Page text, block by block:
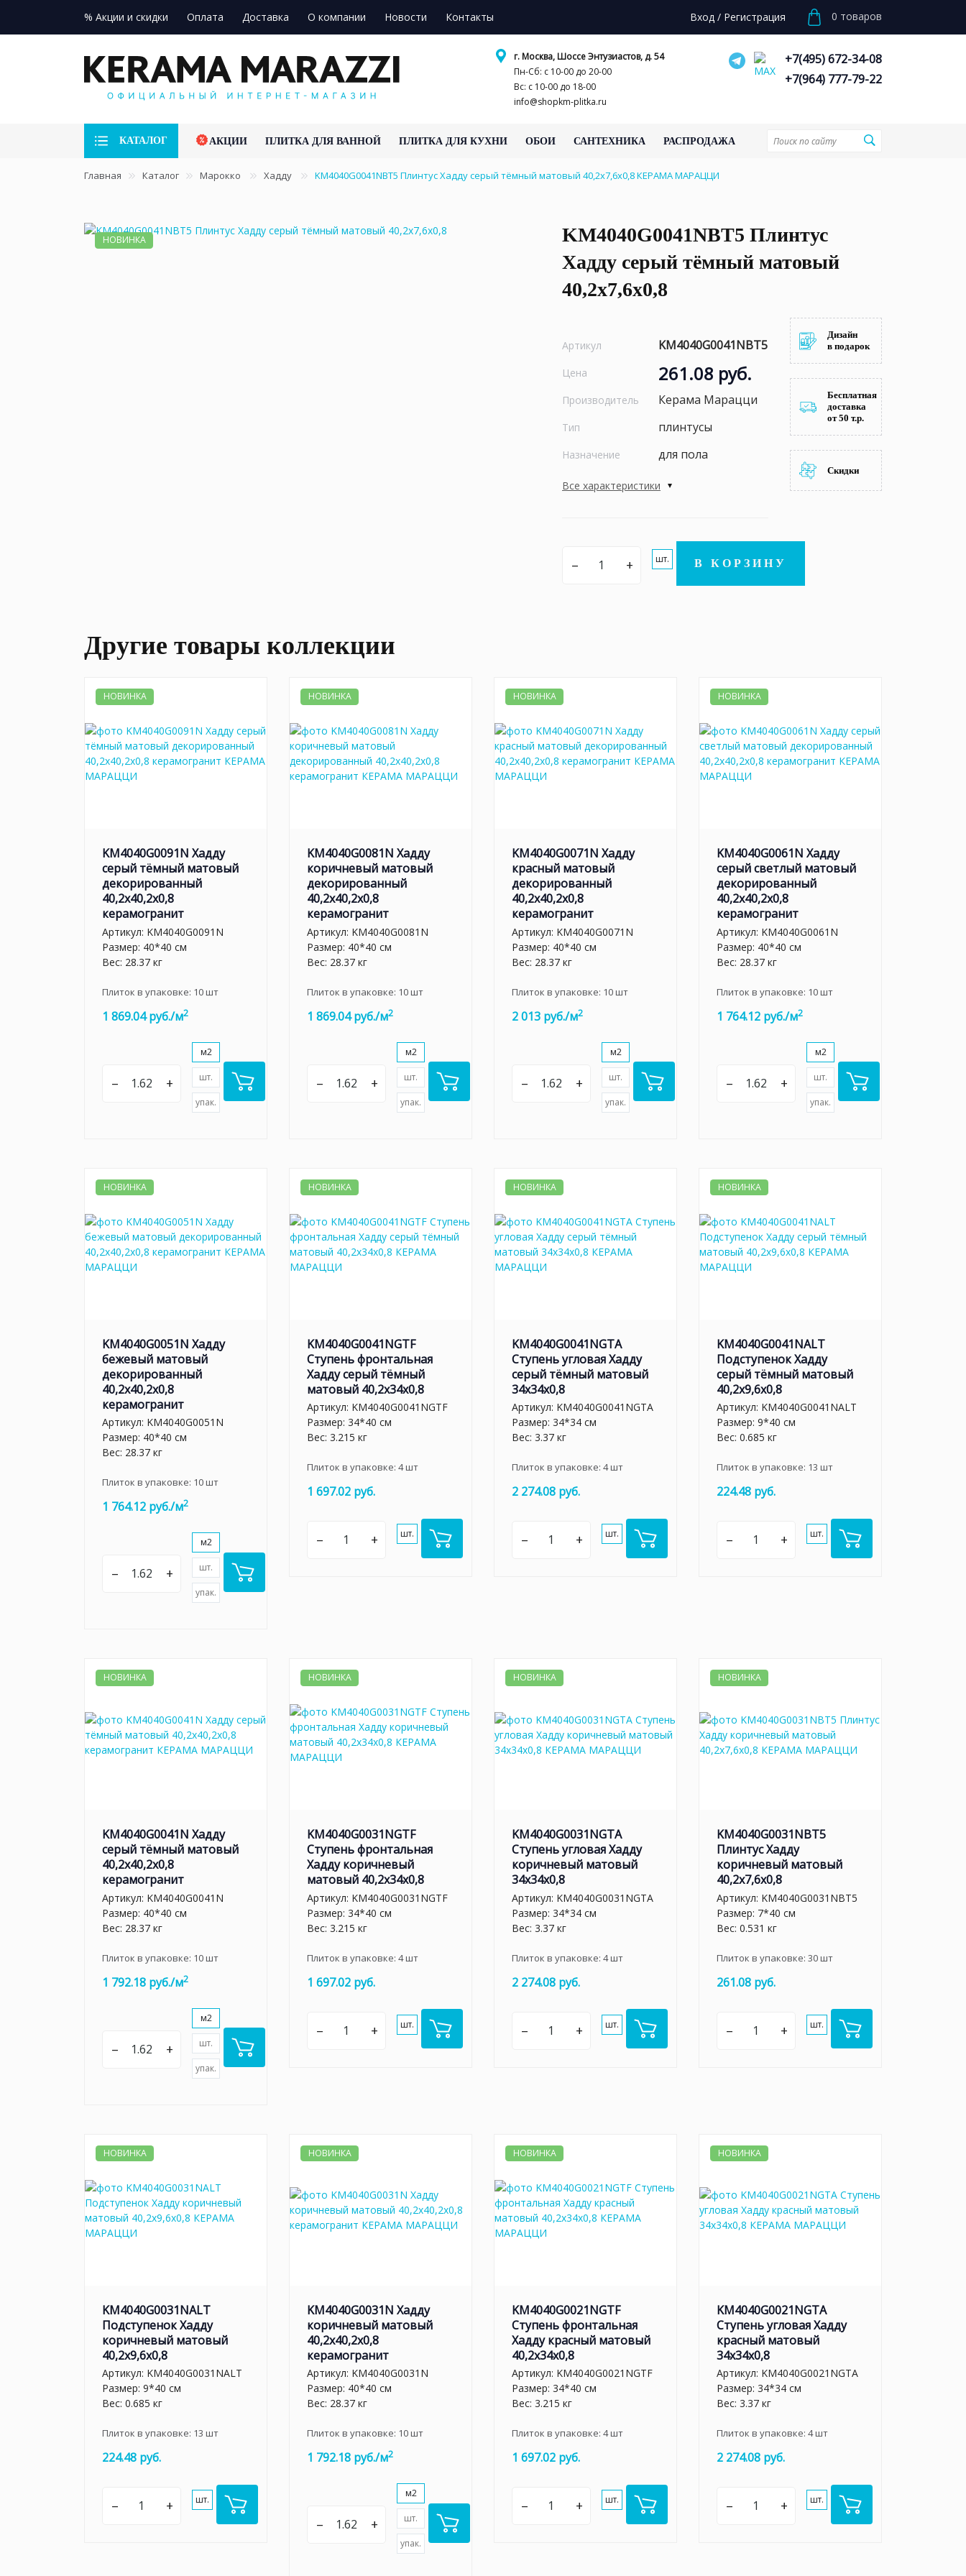
% Акции и скидки Оплата Доставка О компании Новости Контакты Вход / Регистрация 0 товаров
г. Москва, Шоссе Энтузиастов, д. 54
Пн-Сб: с 10-00 до 20-00
Вс: с 10-00 до 18-00
info@shopkm-plitka.ru
+7(495) 672-34-08
+7(964) 777-79-22
КАТАЛОГ АКЦИИ ПЛИТКА ДЛЯ ВАННОЙ ПЛИТКА ДЛЯ КУХНИ ОБОИ САНТЕХНИКА РАСПРОДАЖА
Главная Каталог Марокко Хадду KM4040G0041NBT5 Плинтус Хадду серый тёмный матовый 40,2x7,6x0,8 КЕРАМА МАРАЦЦИ
НОВИНКА
KM4040G0041NBT5 Плинтус
Хадду серый тёмный матовый
40,2x7,6x0,8
Артикул KM4040G0041NBT5
Цена 261.08 руб.
Производитель Керама Марацци
Тип плинтусы
Назначение для пола
Все характеристики
– + шт. В КОРЗИНУ
Дизайн
в подарок
Бесплатная
доставка
от 50 т.р.
Скидки
Другие товары коллекции
НОВИНКА
KM4040G0091N Хадду
серый тёмный матовый
декорированный
40,2x40,2x0,8
керамогранит
Артикул: KM4040G0091N
Размер: 40*40 см
Вес: 28.37 кг
Плиток в упаковке: 10шт
1 869.04 руб./м2
– +
м2
шт.
упак.
НОВИНКА
KM4040G0081N Хадду
коричневый матовый
декорированный
40,2x40,2x0,8
керамогранит
Артикул: KM4040G0081N
Размер: 40*40 см
Вес: 28.37 кг
Плиток в упаковке: 10шт
1 869.04 руб./м2
– +
м2
шт.
упак.
НОВИНКА
KM4040G0071N Хадду
красный матовый
декорированный
40,2x40,2x0,8
керамогранит
Артикул: KM4040G0071N
Размер: 40*40 см
Вес: 28.37 кг
Плиток в упаковке: 10шт
2 013 руб./м2
– +
м2
шт.
упак.
НОВИНКА
KM4040G0061N Хадду
серый светлый матовый
декорированный
40,2x40,2x0,8
керамогранит
Артикул: KM4040G0061N
Размер: 40*40 см
Вес: 28.37 кг
Плиток в упаковке: 10шт
1 764.12 руб./м2
– +
м2
шт.
упак.
НОВИНКА
KM4040G0051N Хадду
бежевый матовый
декорированный
40,2x40,2x0,8
керамогранит
Артикул: KM4040G0051N
Размер: 40*40 см
Вес: 28.37 кг
Плиток в упаковке: 10шт
1 764.12 руб./м2
– +
м2
шт.
упак.
НОВИНКА
KM4040G0041NGTF
Ступень фронтальная
Хадду серый тёмный
матовый 40,2x34x0,8
Артикул: KM4040G0041NGTF
Размер: 34*40 см
Вес: 3.215 кг
Плиток в упаковке: 4шт
1 697.02 руб.
– + шт.
НОВИНКА
KM4040G0041NGTA
Ступень угловая Хадду
серый тёмный матовый
34x34x0,8
Артикул: KM4040G0041NGTA
Размер: 34*34 см
Вес: 3.37 кг
Плиток в упаковке: 4шт
2 274.08 руб.
– + шт.
НОВИНКА
KM4040G0041NALT
Подступенок Хадду
серый тёмный матовый
40,2x9,6x0,8
Артикул: KM4040G0041NALT
Размер: 9*40 см
Вес: 0.685 кг
Плиток в упаковке: 13 шт
224.48 руб.
– + шт.
НОВИНКА
KM4040G0041N Хадду
серый тёмный матовый
40,2x40,2x0,8
керамогранит
Артикул: KM4040G0041N
Размер: 40*40 см
Вес: 28.37 кг
Плиток в упаковке: 10шт
1 792.18 руб./м2
– +
м2
шт.
упак.
НОВИНКА
KM4040G0031NGTF
Ступень фронтальная
Хадду коричневый
матовый 40,2x34x0,8
Артикул: KM4040G0031NGTF
Размер: 34*40 см
Вес: 3.215 кг
Плиток в упаковке: 4шт
1 697.02 руб.
– + шт.
НОВИНКА
KM4040G0031NGTA
Ступень угловая Хадду
коричневый матовый
34x34x0,8
Артикул: KM4040G0031NGTA
Размер: 34*34 см
Вес: 3.37 кг
Плиток в упаковке: 4шт
2 274.08 руб.
– + шт.
НОВИНКА
KM4040G0031NBT5
Плинтус Хадду
коричневый матовый
40,2x7,6x0,8
Артикул: KM4040G0031NBT5
Размер: 7*40 см
Вес: 0.531 кг
Плиток в упаковке: 30шт
261.08 руб.
– + шт.
НОВИНКА
KM4040G0031NALT
Подступенок Хадду
коричневый матовый
40,2x9,6x0,8
Артикул: KM4040G0031NALT
Размер: 9*40 см
Вес: 0.685 кг
Плиток в упаковке: 13 шт
224.48 руб.
– + шт.
НОВИНКА
KM4040G0031N Хадду
коричневый матовый
40,2x40,2x0,8
керамогранит
Артикул: KM4040G0031N
Размер: 40*40 см
Вес: 28.37 кг
Плиток в упаковке: 10шт
1 792.18 руб./м2
– +
м2
шт.
упак.
НОВИНКА
KM4040G0021NGTF
Ступень фронтальная
Хадду красный матовый
40,2x34x0,8
Артикул: KM4040G0021NGTF
Размер: 34*40 см
Вес: 3.215 кг
Плиток в упаковке: 4шт
1 697.02 руб.
– + шт.
НОВИНКА
KM4040G0021NGTA
Ступень угловая Хадду
красный матовый
34x34x0,8
Артикул: KM4040G0021NGTA
Размер: 34*34 см
Вес: 3.37 кг
Плиток в упаковке: 4шт
2 274.08 руб.
– + шт.